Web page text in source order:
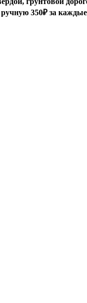
350₽ за